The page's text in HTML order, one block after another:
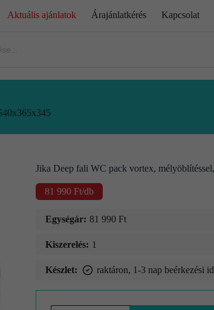
Aktuális ajánlatok Árajánlatkérés Kapcsolat
Jika Deep fali WC pack vortex,
81 990 Ft/db
Egységár: 81 990 Ft
Kiszerelés: 1
Készlet: raktáron, 1-3 nap beérkezési